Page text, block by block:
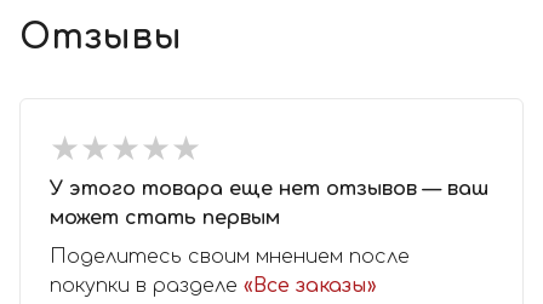
Отзывы
★★★★★
★★★★★
У этого товара еще нет отзывов — ваш
может стать первым
Поделитесь своим мнением после
покупки в разделе «Все заказы»